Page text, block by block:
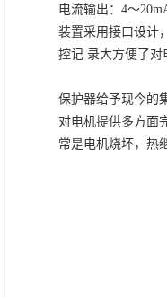
电流输出： 4～
装置采用接口设计
控记 录大方便了对
保护器给予现今的
对电机提供多方面
常是电机烧坏，热